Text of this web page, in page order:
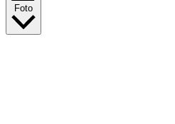
Foto